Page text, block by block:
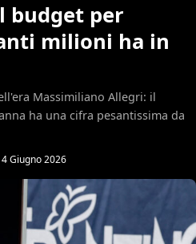
budget per
milioni ha in
Massimiliano Allegri: il
ha una cifra pesantissima da
Giugno 2026